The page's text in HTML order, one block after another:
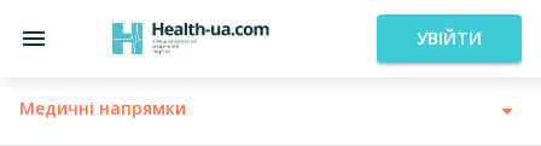
УВІЙТИ
Медичні напрямки